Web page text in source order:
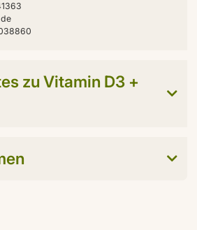
zu Vitamin D3 +